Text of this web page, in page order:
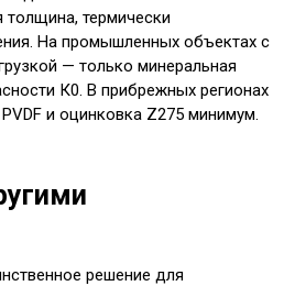
толщина, термически
На промышленных объектах с
— только минеральная
К0. В прибрежных регионах
и оцинковка Z275 минимум.
решение для